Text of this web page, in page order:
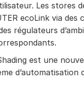
Les stores
ecoLink via
régulateurs
est une